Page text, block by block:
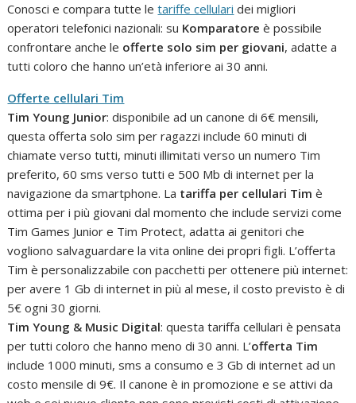
Conosci e compara tutte letariffe cellulari dei migliori
operatori telefonici nazionali: su Komparatore è possibile
confrontare anche le offerte solo sim per giovani, adatte a
tutti coloro che hanno un’età inferiore ai 30 anni.
Offerte cellulari Tim
Tim Young Junior: disponibile ad un canone di 6€ mensili,
questa offerta solo sim per ragazzi include 60 minuti di
chiamate verso tutti, minuti illimitati verso un numero Tim
preferito, 60 sms verso tutti e 500 Mb di internet per la
navigazione da smartphone. La tariffa per cellulari Tim è
ottima per i più giovani dal momento che include servizi come
Tim Games Junior e Tim Protect, adatta ai genitori che
vogliono salvaguardare la vita online dei propri figli. L’offerta
Tim è personalizzabile con pacchetti per ottenere più internet:
per avere 1 Gb di internet in più al mese, il costo previsto è di
5€ ogni 30 giorni.
Tim Young & Music Digital: questa tariffa cellulari è pensata
per tutti coloro che hanno meno di 30 anni. L’offerta Tim
include 1000 minuti, sms a consumo e 3 Gb di internet ad un
costo mensile di 9€. Il canone è in promozione e se attivi da